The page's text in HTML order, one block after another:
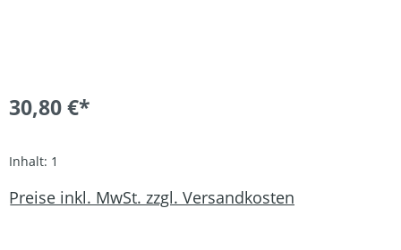
30,80 €*
Inhalt: 1
Preise inkl. MwSt. zzgl. Versandkosten